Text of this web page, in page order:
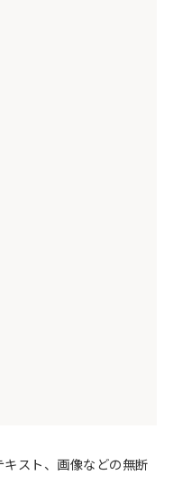
スト、画像などの無断